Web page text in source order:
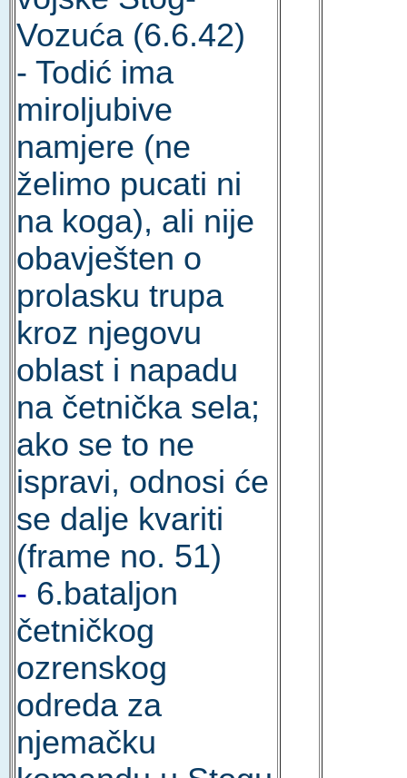
Vozuća (6.6.42)
- Todić ima
miroljubive
namjere (ne
želimo pucati ni
na koga), ali nije
obavješten o
prolasku trupa
kroz njegovu
oblast i napadu
na četnička sela;
ako se to ne
ispravi, odnosi će
se dalje kvariti
(frame no. 51)
- 6.bataljon
četničkog
ozrenskog
odreda za
njemačku